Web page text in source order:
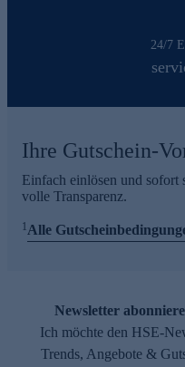
24/7
Ihre Gutschein-
Einfach einlösen und sofort
volle Transparenz.
1Alle
Newsletter
Ich möchte den HSE-
Trends, Angebote &